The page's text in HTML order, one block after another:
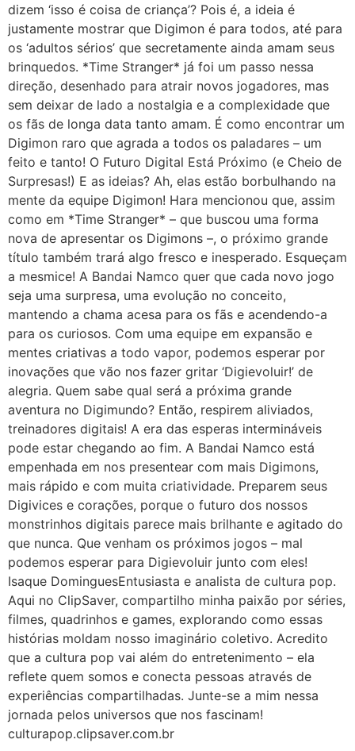
dizem ‘isso é coisa de criança’? Pois é, a ideia é
justamente mostrar que Digimon é para todos, até para
os ‘adultos sérios’ que secretamente ainda amam seus
brinquedos. *Time Stranger* já foi um passo nessa
direção, desenhado para atrair novos jogadores, mas
sem deixar de lado a nostalgia e a complexidade que
os fãs de longa data tanto amam. É como encontrar um
Digimon raro que agrada a todos os paladares – um
feito e tanto! O Futuro Digital Está Próximo (e Cheio de
Surpresas!) E as ideias? Ah, elas estão borbulhando na
mente da equipe Digimon! Hara mencionou que, assim
como em *Time Stranger* – que buscou uma forma
nova de apresentar os Digimons –, o próximo grande
título também trará algo fresco e inesperado. Esqueçam
a mesmice! A Bandai Namco quer que cada novo jogo
seja uma surpresa, uma evolução no conceito,
mantendo a chama acesa para os fãs e acendendo-a
para os curiosos. Com uma equipe em expansão e
mentes criativas a todo vapor, podemos esperar por
inovações que vão nos fazer gritar ‘Digievoluir!’ de
alegria. Quem sabe qual será a próxima grande
aventura no Digimundo? Então, respirem aliviados,
treinadores digitais! A era das esperas intermináveis
pode estar chegando ao fim. A Bandai Namco está
empenhada em nos presentear com mais Digimons,
mais rápido e com muita criatividade. Preparem seus
Digivices e corações, porque o futuro dos nossos
monstrinhos digitais parece mais brilhante e agitado do
que nunca. Que venham os próximos jogos – mal
podemos esperar para Digievoluir junto com eles!
Isaque DominguesEntusiasta e analista de cultura pop.
Aqui no ClipSaver, compartilho minha paixão por séries,
filmes, quadrinhos e games, explorando como essas
histórias moldam nosso imaginário coletivo. Acredito
que a cultura pop vai além do entretenimento – ela
reflete quem somos e conecta pessoas através de
experiências compartilhadas. Junte-se a mim nessa
jornada pelos universos que nos fascinam!
culturapop.clipsaver.com.br